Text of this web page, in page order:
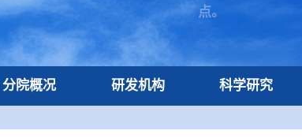
分院概况 研发机构 科学研究